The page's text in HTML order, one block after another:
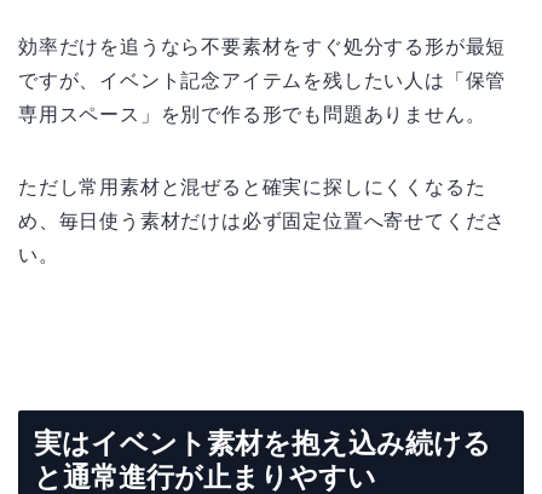
効率だけを追うなら不要素材をすぐ処分する形が最短
ですが、イベント記念アイテムを残したい人は「保管
専用スペース」を別で作る形でも問題ありません。
ただし常用素材と混ぜると確実に探しにくくなるた
め、毎日使う素材だけは必ず固定位置へ寄せてくださ
い。
実はイベント素材を抱え込み続ける
と通常進行が止まりやすい